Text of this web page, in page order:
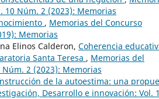
10 Núm. 2 (2023): Memorias
, Memorias del Concurso
Memorias
Elinos Calderon, Coherencia
Santa Teresa , Memorias del
2 (2023): Memorias
de la autoestima: una
Desarrollo e innovación: Vol. 1